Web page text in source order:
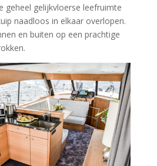
geheel gelijkvloerse leefruimte
naadloos in elkaar overlopen.
en buiten op een prachtige